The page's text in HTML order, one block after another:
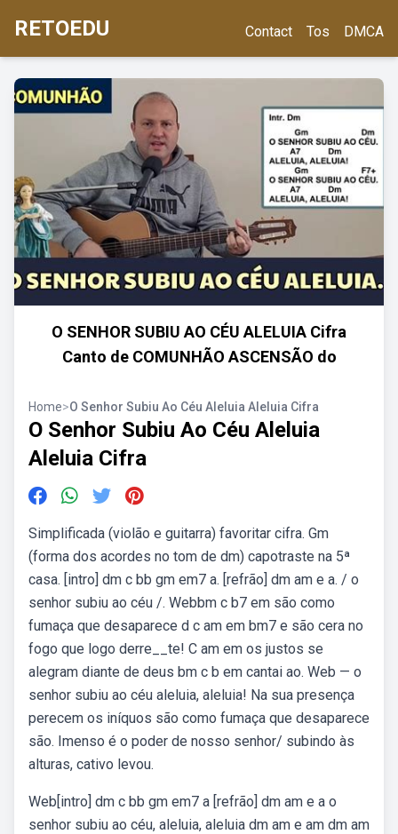
RETOEDU Contact Tos DMCA
O SENHOR SUBIU AO CÉU ALELUIA Cifra
Canto de COMUNHÃO ASCENSÃO do
Home>O Senhor Subiu Ao Céu Aleluia Aleluia Cifra
O Senhor Subiu Ao Céu Aleluia
Aleluia Cifra
Simplificada (violão e guitarra) favoritar cifra. Gm
(forma dos acordes no tom de dm) capotraste na 5ª
casa. [intro] dm c bb gm em7 a. [refrão] dm am e a. / o
senhor subiu ao céu /. Webbm c b7 em são como
fumaça que desaparece d c am em bm7 e são cera no
fogo que logo derre__te! C am em os justos se
alegram diante de deus bm c b em cantai ao. Web — o
senhor subiu ao céu aleluia, aleluia! Na sua presença
perecem os iníquos são como fumaça que desaparece
são. Imenso é o poder de nosso senhor/ subindo às
alturas, cativo levou.
Web[intro] dm c bb gm em7 a [refrão] dm am e a o
senhor subiu ao céu, aleluia, aleluia dm am e am dm am